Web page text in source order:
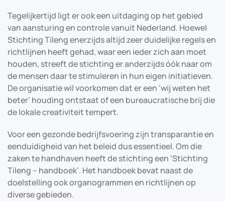
Tegelijkertijd ligt er ook een uitdaging op het gebied
van aansturing en controle vanuit Nederland. Hoewel
Stichting Tileng enerzijds altijd zeer duidelijke regels en
richtlijnen heeft gehad, waar een ieder zich aan moet
houden, streeft de stichting er anderzijds óók naar om
de mensen daar te stimuleren in hun eigen initiatieven.
De organisatie wil voorkomen dat er een ‘wij weten het
beter’ houding ontstaat of een bureaucratische brij die
de lokale creativiteit tempert.
Voor een gezonde bedrijfsvoering zijn transparantie en
eenduidigheid van het beleid dus essentieel. Om die
zaken te handhaven heeft de stichting een ‘Stichting
Tileng – handboek’. Het handboek bevat naast de
doelstelling ook organogrammen en richtlijnen op
diverse gebieden.